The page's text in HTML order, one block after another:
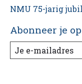
NMU 75-jarig
Abonneer je